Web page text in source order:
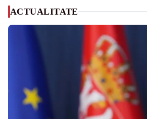
ACTUALITATE